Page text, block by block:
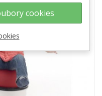
cookies